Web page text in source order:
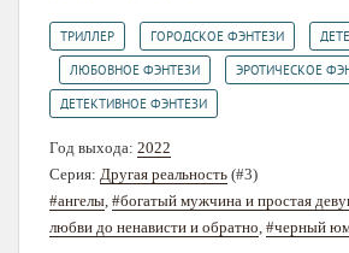
ТРИЛЛЕР ГОРОДСКОЕ ФЭНТЕЗИ
ЛЮБОВНОЕ ФЭНТЕЗИ ЭРОТИЧЕСКОЕ
ДЕТЕКТИВНОЕ ФЭНТЕЗИ
Год выхода: 2022
Серия: Другая реальность (#3)
#ангелы, #богатый мужчина и простая
любви до ненависти и обратно, #черный